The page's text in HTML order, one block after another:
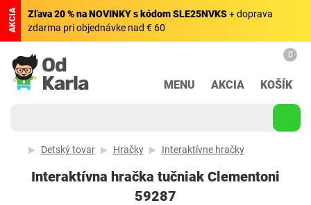
AKCIA Zľava 20 % na NOVINKY s kódom SLE25NVKS+ doprava
zdarma pri objednávke nad € 60
MENU AKCIA
0
KOŠÍK
Detský tovar Hračky Interaktívne hračky
Interaktívna hračka tučniak Clementoni
59287